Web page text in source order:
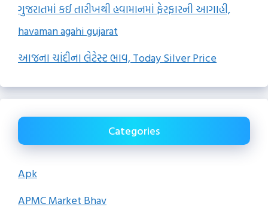
ગુજરાતમાં કઈ તારીખથી હવામાનમાં ફેરફારની આગાહી,
havaman agahi gujarat
આજના ચાંદીના લેટેસ્ટ ભાવ, Today Silver Price
Categories
Apk
APMC Market Bhav